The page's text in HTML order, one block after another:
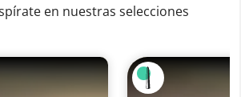
en nuestras selecciones